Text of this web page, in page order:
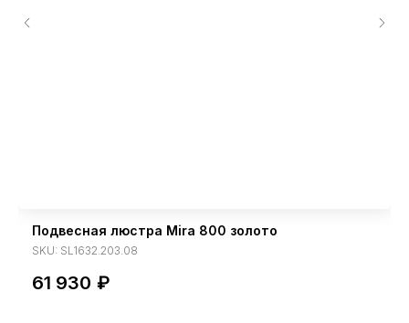
Подвесная люстра Mira 800 золото
SKU: SL1632.203.08
61 930 ₽